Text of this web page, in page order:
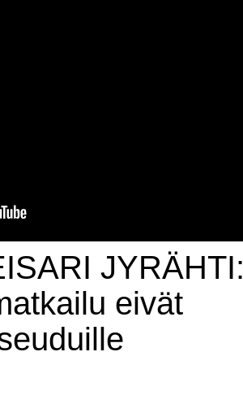
JYRÄHTI:
eivät